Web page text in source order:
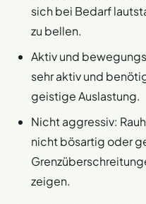
sich bei Bedarf
zu bellen.
Aktiv und
sehr aktiv und
geistige Auslastung.
Nicht aggressiv:
nicht bösartig oder
zeigen.